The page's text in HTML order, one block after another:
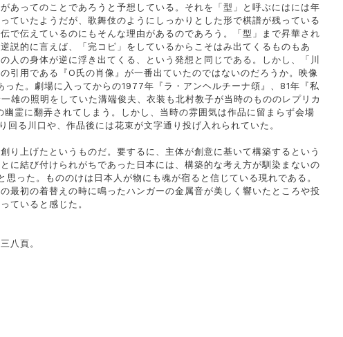
あってのことであろうと予想している。それを「型」と呼ぶにはには年
ていたようだが、歌舞伎のようにしっかりとした形で棋譜が残っている
で伝えているのにもそんな理由があるのであろう。「型」まで昇華され
説的に言えば、「完コピ」をしているからこそはみ出てくるものもあ
の身体が逆に浮き出てくる、という発想と同じである。しかし、「川
引用である『O氏の肖像』が一番出ていたのではないのだろうか。映像
た。劇場に入ってからの1977年『ラ・アンヘルチーナ頌』、81年『私
の照明をしていた溝端俊夫、衣装も北村教子が当時のもののレプリカ
霊に翻弄されてしまう。しかし、当時の雰囲気は作品に留まらず会場
る川口や、作品後には花束が文字通り投げ入れられていた。
り上げたというものだ。要するに、主体が創意に基いて構築するという
に結び付けられがちであった日本には、構築的な考え方が馴染まないの
った。もののけは日本人が物にも魂が宿ると信じている現れである。
最初の着替えの時に鳴ったハンガーの金属音が美しく響いたところや投
ていると感じた。
八頁。